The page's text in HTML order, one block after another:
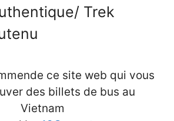
Trek
ce site web qui vous
des billets de bus au
Vietnam